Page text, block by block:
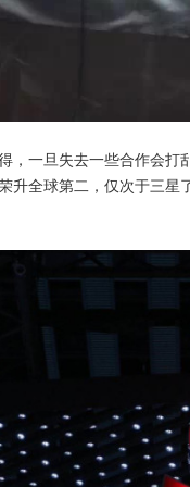
，一旦失去一些合作会打
升全球第二，仅次于三星了